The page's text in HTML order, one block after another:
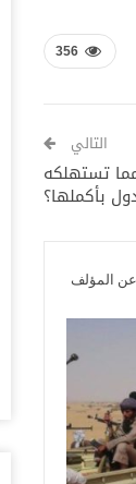
356
التالي
تستهلكه
بأكملها؟
عن المؤلف